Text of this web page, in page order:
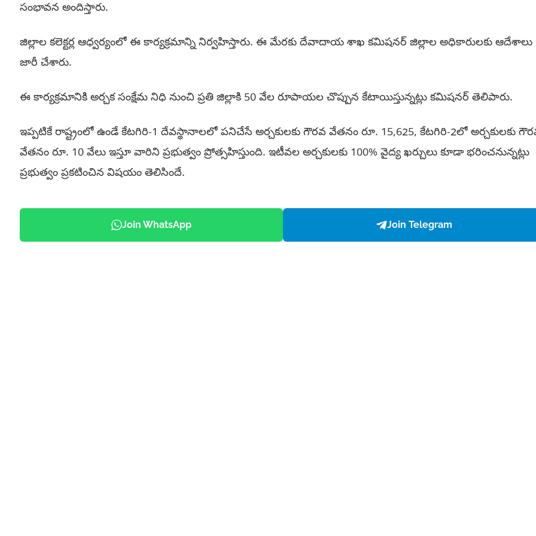
సంభావన అందిస్తారు.
జిల్లాల కలెక్టర్ల ఆధ్వర్యంలో ఈ కార్యక్రమాన్ని నిర్వహిస్తారు. ఈ మేరకు దేవాదాయ శాఖ కమిషనర్ జిల్లాల అధికారులకు ఆదేశాలు
జారీ చేశారు.
ఈ కార్యక్రమానికి అర్చక సంక్షేమ నిధి నుంచి ప్రతి జిల్లాకి 50 వేల రూపాయల చొప్పున కేటాయిస్తున్నట్లు కమిషనర్ తెలిపారు.
ఇప్పటికే రాష్ట్రంలో ఉండే కేటగిరి-1 దేవస్థానాలలో పనిచేసే అర్చకులకు గౌరవ వేతనం రూ. 15,625, కేటగిరి-2లో అర్చకులకు
వేతనం రూ. 10 వేలు ఇస్తూ వారిని ప్రభుత్వం ప్రోత్సహిస్తుంది. ఇటీవల అర్చకులకు 100% వైద్య ఖర్చులు కూడా భరించనున్నట్లు
ప్రభుత్వం ప్రకటించిన విషయం తెలిసిందే.
Join WhatsApp Join Telegram